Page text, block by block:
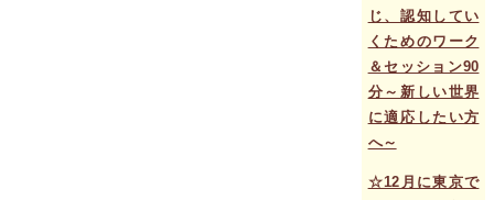
じ、認知してい
くためのワーク
＆セッション90
分～新しい世界
に適応したい方
へ～
☆12月に東京で